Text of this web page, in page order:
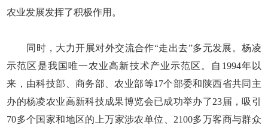
农业发展发挥了积极作用。
同时，大力开展对外交流合作“走出去”多元发展。杨凌
示范区是我国唯一农业高新技术产业示范区。自1994年以
来，由科技部、商务部、农业部等17个部委和陕西省共同主
办的杨凌农业高新科技成果博览会已成功举办了23届，吸引
70多个国家和地区的上万家涉农单位、2100多万客商与群众